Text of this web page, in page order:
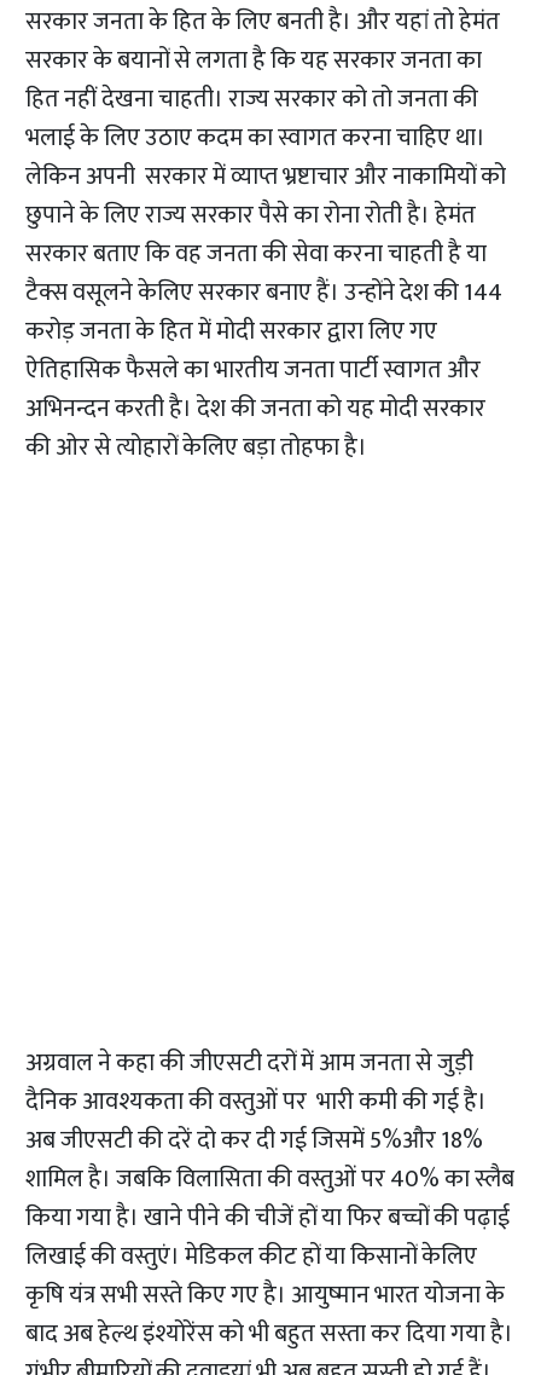
सरकार जनता के हित के लिए बनती है। और यहां तो हेमंत
सरकार के बयानों से लगता है कि यह सरकार जनता का
हित नहीं देखना चाहती। राज्य सरकार को तो जनता की
भलाई के लिए उठाए कदम का स्वागत करना चाहिए था।
लेकिन अपनी सरकार में व्याप्त भ्रष्टाचार और नाकामियों को
छुपाने के लिए राज्य सरकार पैसे का रोना रोती है। हेमंत
सरकार बताए कि वह जनता की सेवा करना चाहती है या
टैक्स वसूलने केलिए सरकार बनाए हैं। उन्होंने देश की 144
करोड़ जनता के हित में मोदी सरकार द्वारा लिए गए
ऐतिहासिक फैसले का भारतीय जनता पार्टी स्वागत और
अभिनन्दन करती है। देश की जनता को यह मोदी सरकार
की ओर से त्योहारों केलिए बड़ा तोहफा है।
अग्रवाल ने कहा की जीएसटी दरों में आम जनता से जुड़ी
दैनिक आवश्यकता की वस्तुओं पर भारी कमी की गई है।
अब जीएसटी की दरें दो कर दी गई जिसमें 5%और 18%
शामिल है। जबकि विलासिता की वस्तुओं पर 40% का स्लैब
किया गया है। खाने पीने की चीजें हों या फिर बच्चों की पढ़ाई
लिखाई की वस्तुएं। मेडिकल कीट हों या किसानों केलिए
कृषि यंत्र सभी सस्ते किए गए है। आयुष्मान भारत योजना के
बाद अब हेल्थ इंश्योरेंस को भी बहुत सस्ता कर दिया गया है।